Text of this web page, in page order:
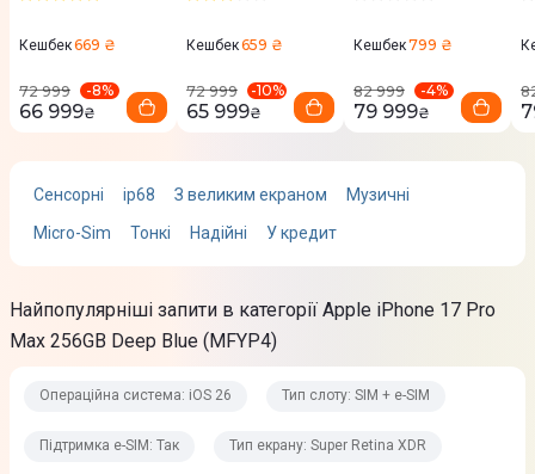
Пам'ять
Внутрішня пам'ять
48 Мп, 48 Мп, 48 Мп
Кешбек669 ₴
72 999 -8%
66 999₴
Кешбек659 ₴
72 999 -10%
65 999₴
Кешбек799 ₴
82 999 -4%
79 999₴
Сенсорні ip68 З великим екраном
Музичні
Micro-Sim
Тонкі Надійні У кредит
Найпопулярніші запити в категорії Apple iPhone 17 Pro
Max 256GB Deep Blue (MFYP4)
Операційна система: iOS 26 Тип слоту: SIM + e-SIM
Підтримка e-SIM: Так Тип екрану: Super Retina XDR